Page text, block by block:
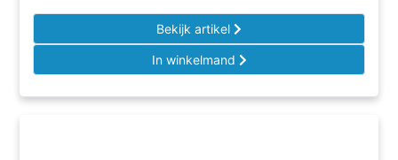
Bekijk artikel
In winkelmand